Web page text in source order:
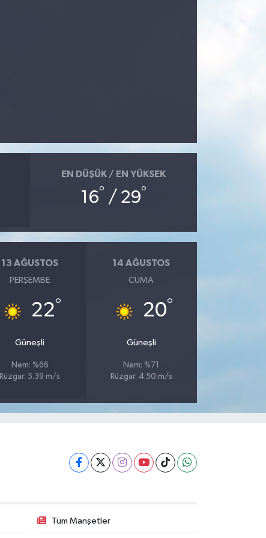
EN DÜŞÜK / EN YÜKSEK
16° / 29°
13 AĞUSTOS
PERŞEMBE
22°
Güneşli
Nem: %66
Rüzgar: 5.39 m/s
14 AĞUSTOS
CUMA
20°
Güneşli
Nem: %71
Rüzgar: 4.50 m/s
Tüm Manşetler